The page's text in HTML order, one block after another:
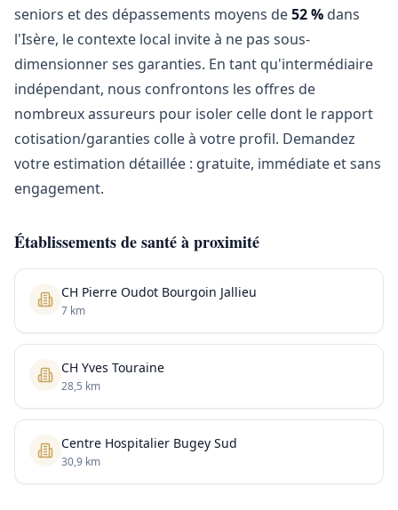
seniors et des dépassements moyens de52 % dans
l'Isère, le contexte local invite à ne pas sous-
dimensionner ses garanties. En tant qu'intermédiaire
indépendant, nous confrontons les offres de
nombreux assureurs pour isoler celle dont le rapport
cotisation/garanties colle à votre profil. Demandez
votre estimation détaillée : gratuite, immédiate et sans
engagement.
Établissements de santé à proximité
CH Pierre Oudot Bourgoin Jallieu
7 km
CH Yves Touraine
28,5 km
Centre Hospitalier Bugey Sud
30,9 km